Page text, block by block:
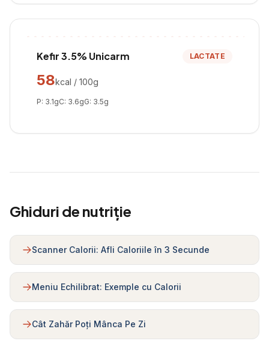
Kefir 3.5% Unicarm LACTATE
58kcal / 100g
P: 3.1gC: 3.6gG: 3.5g
Ghiduri de nutriție
Scanner Calorii: Afli Caloriile în 3 Secunde
Meniu Echilibrat: Exemple cu Calorii
Cât Zahăr Poți Mânca Pe Zi